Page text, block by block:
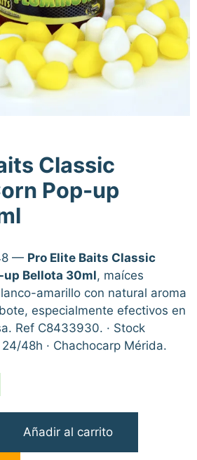
Classic
Pop-up
— Pro Elite Baits Classic
Bellota 30ml, maíces
amarillo con natural aroma
especialmente efectivos en
Ref C8433930. · Stock
48h · Chachocarp Mérida.
Añadir al carrito